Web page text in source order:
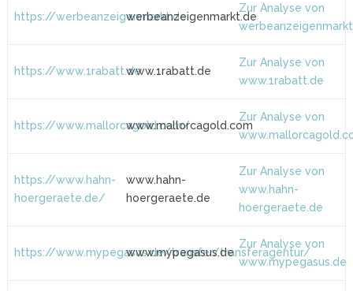
https://werbeanzeigenmarkt.dewerbeanzeigenmarkt.de
Zur Analyse von
https://www.1rabatt.dewww.1rabatt.de
Zur Analyse von
www.1rabatt.de
https://www.mallorcagold.com/www.mallorcagold.com
Zur Analyse von
https://www.hahn-
hoergeraete.de/
www.hahn-
hoergeraete.de
Zur Analyse von
www.hahn-
hoergeraete.de
https://www.mypegasus.de/transfer/transferagentur/
www.mypegasus.de
Zur Analyse von
www.mypegasus.de